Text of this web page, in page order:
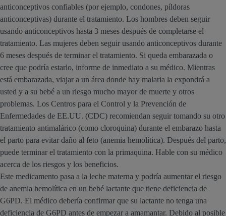
anticonceptivos confiables (por ejemplo, condones, píldoras
anticonceptivas) durante el tratamiento. Los hombres deben seguir
usando anticonceptivos hasta 3 meses después de completarse el
tratamiento. Las mujeres deben seguir usando anticonceptivos durante
6 meses después de terminar el tratamiento. Si queda embarazada o
cree que podría estarlo, informe de inmediato a su médico. Mientras
está embarazada, viajar a un área donde hay malaria la expondrá a
usted y a su bebé a un riesgo mucho mayor de muerte y otros
problemas. Los Centros para el Control y la Prevención de
Enfermedades de EE.UU. (CDC) recomiendan seguir tomando su otro
tratamiento antimalárico (como cloroquina) durante el embarazo hasta
el parto para evitar daño al feto (anemia hemolítica). Después del parto,
puede terminar el tratamiento con la primaquina. Hable con su médico
acerca de los riesgos y los beneficios.
Este medicamento pasa a la leche materna y podría aumentar el riesgo
de anemia hemolítica en un bebé lactante que tiene deficiencia de
G6PD. El médico debería confirmar que su lactante no tenga una
deficiencia de G6PD antes de empezar a amamantar. Debido al posible